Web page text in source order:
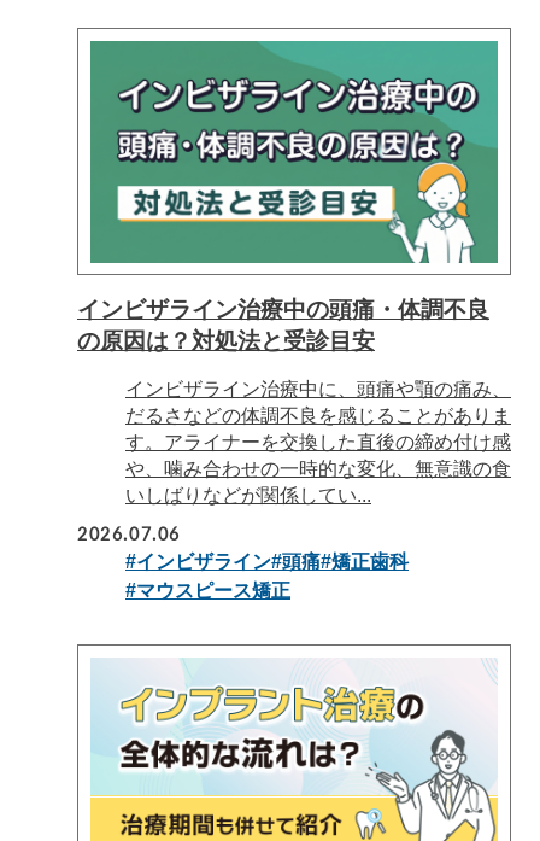
インビザライン治療中の頭痛・体調不良
の原因は？対処法と受診目安
インビザライン治療中に、頭痛や顎の痛み、
だるさなどの体調不良を感じることがありま
す。アライナーを交換した直後の締め付け感
や、噛み合わせの一時的な変化、無意識の食
いしばりなどが関係してい...
2026.07.06
#インビザライン#頭痛#矯正歯科
#マウスピース矯正